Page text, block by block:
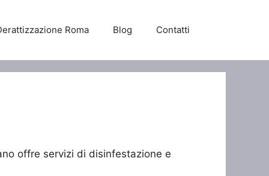
Roma Blog Contatti
offre servizi di disinfestazione e